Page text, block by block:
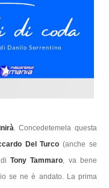
. Concedetemela questa
Del Turco (anche se
diTony Tammaro, va bene
se ne è andato. La prima